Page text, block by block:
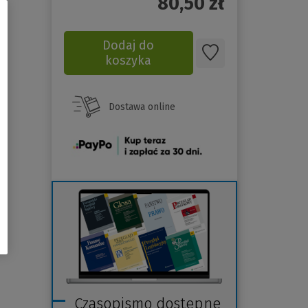
Dodaj do
koszyka
Dostawa online
(Nowe
Czasopismo dostępne